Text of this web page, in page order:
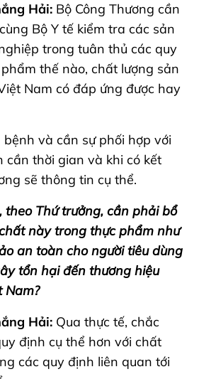
Hải: Bộ Công Thương cần
Bộ Y tế kiểm tra các sản
trong tuân thủ các quy
thế nào, chất lượng sản
Nam có đáp ứng được hay
và cần sự phối hợp với
cần thời gian và khi có kết
sẽ thông tin cụ thể.
theo Thứ trưởng, cần phải bổ
này trong thực phẩm như
an toàn cho người tiêu dùng
tổn hại đến thương hiệu
Nam?
Hải: Qua thực tế, chắc
định cụ thể hơn với chất
các quy định liên quan tới